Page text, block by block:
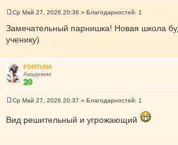
о
б
н
и
е
Ср Май 27, 2026 20:36 » Благодарностей: 1
Замечательный парнишка! Новая школа
ученику)
FORTUNA
Академик
о
Ср Май 27, 2026 20:37 » Благодарностей: 1
Вид решительный и угрожающий